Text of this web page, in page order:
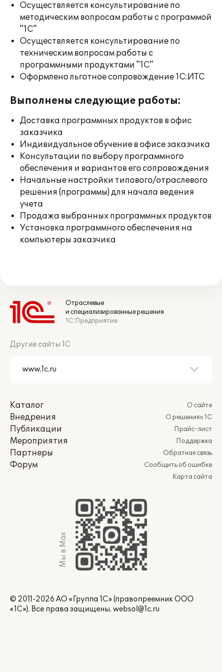
Осуществляется консультирование по
методическим вопросам работы с программой
"1С"
Осуществляется консультирование по
техническим вопросам работы с
программными продуктами "1С"
Оформлено льготное сопровождение 1С:ИТС
Выполнены следующие работы:
Доставка программных продуктов в офис
заказчика
Индивидуальное обучение в офисе заказчика
Консультации по выбору программного
обеспечения и вариантов его сопровождения
Начальные настройки типового/отраслевого
решения (программы) для начала ведения
учета
Продажа выбранных программных продуктов
Установка программного обеспечения на
компьютеры заказчика
Отраслевые
и специализированные решения
1С:Предприятие
Другие сайты 1С
Каталог
Внедрения
Публикации
Мероприятия
Партнеры
Форум
О сайте
О решениях 1С
Прайс-лист
Поддержка
Обратная связь
Сообщить об ошибке
Карта сайта
Мы в Max
© 2011-2026 АО «Группа 1С» (правопреемник ООО
«1С»). Все права защищены. websol@1c.ru